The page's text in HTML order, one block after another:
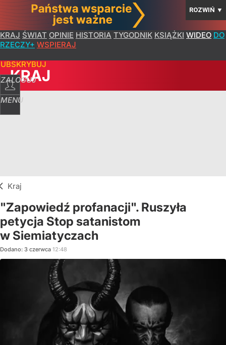
ROZWIŃ ▼
KRAJ ŚWIAT OPINIE HISTORIA TYGODNIK KSIĄŻKI WIDEO DO
RZECZY+ WSPIERAJ
ZALOGUJ
MENU
KRAJ
Kraj
"Zapowiedź profanacji". Ruszyła
petycja Stop satanistom
w Siemiatyczach
Dodano: 3 czerwca 12:48